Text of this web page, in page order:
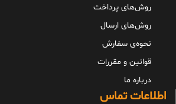
روش‌های پرداخت
روش‌های ارسال
نحوه‌ی سفارش
قوانین و مقررات
درباره ما
اطلاعات تماس